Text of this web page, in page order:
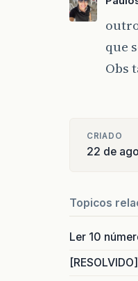
que
Obs
CRIADO
22 de
Topicos
Ler 10